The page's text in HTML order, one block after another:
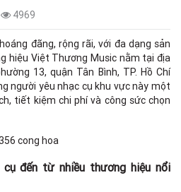
4969
đãng, rộng rãi, với đa dạng sản
hiệu Việt Thương Music nằm tại địa
13, quận Tân Bình, TP. Hồ Chí
người yêu nhạc cụ khu vực này một
tiết kiệm chi phí và công sức chọn
cụ đến từ nhiều thương hiệu nổi